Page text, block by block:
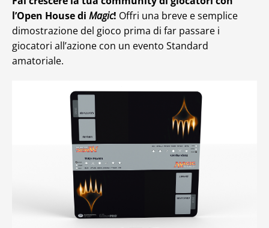
l’Open House di Magic! Offri una breve e semplice
dimostrazione del gioco prima di far passare i
giocatori all’azione con un evento Standard
amatoriale.